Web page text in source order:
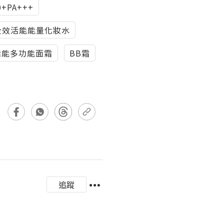
活能能量化妝水
多功能面霜
BB霜
追蹤